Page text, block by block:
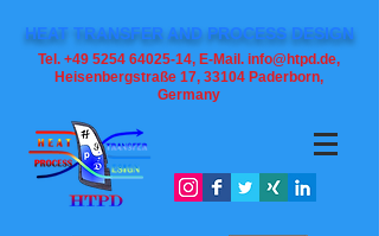
HEAT TRANSFER AND PROCESS DESIGN
Tel. +49 5254 64025-14, E-Mail. info@htpd.de,
Heisenbergstraße 17, 33104 Paderborn,
Germany